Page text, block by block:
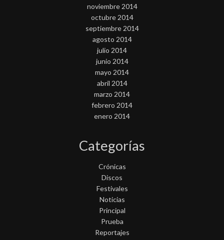
noviembre 2014
octubre 2014
septiembre 2014
agosto 2014
julio 2014
junio 2014
mayo 2014
abril 2014
marzo 2014
febrero 2014
enero 2014
Categorías
Crónicas
Discos
Festivales
Noticias
Principal
Prueba
Reportajes